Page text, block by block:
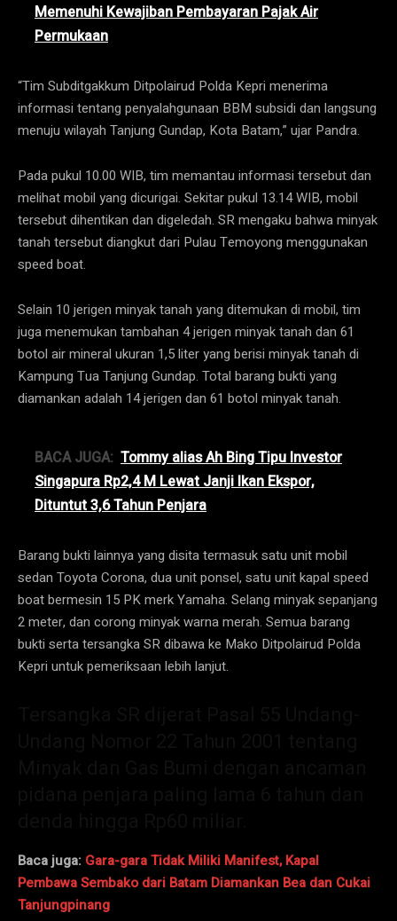
Memenuhi Kewajiban Pembayaran Pajak Air
Permukaan
“Tim Subditgakkum Ditpolairud Polda Kepri menerima
informasi tentang penyalahgunaan BBM subsidi dan langsung
menuju wilayah Tanjung Gundap, Kota Batam,” ujar Pandra.
Pada pukul 10.00 WIB, tim memantau informasi tersebut dan
melihat mobil yang dicurigai. Sekitar pukul 13.14 WIB, mobil
tersebut dihentikan dan digeledah. SR mengaku bahwa minyak
tanah tersebut diangkut dari Pulau Temoyong menggunakan
speed boat.
Selain 10 jerigen minyak tanah yang ditemukan di mobil, tim
juga menemukan tambahan 4 jerigen minyak tanah dan 61
botol air mineral ukuran 1,5 liter yang berisi minyak tanah di
Kampung Tua Tanjung Gundap. Total barang bukti yang
diamankan adalah 14 jerigen dan 61 botol minyak tanah.
BACA JUGA: Tommy alias Ah Bing Tipu Investor
Singapura Rp2,4 M Lewat Janji Ikan Ekspor,
Dituntut 3,6 Tahun Penjara
Barang bukti lainnya yang disita termasuk satu unit mobil
sedan Toyota Corona, dua unit ponsel, satu unit kapal speed
boat bermesin 15 PK merk Yamaha. Selang minyak sepanjang
2 meter, dan corong minyak warna merah. Semua barang
bukti serta tersangka SR dibawa ke Mako Ditpolairud Polda
Kepri untuk pemeriksaan lebih lanjut.
Baca juga: Gara-gara Tidak Miliki Manifest, Kapal
Pembawa Sembako dari Batam Diamankan Bea dan Cukai
Tanjungpinang